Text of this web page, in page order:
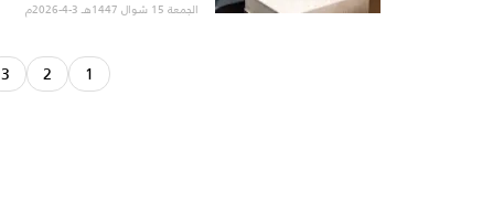
الجمعة 15 شوال 1447هـ 3-4-2026م
1
2
3